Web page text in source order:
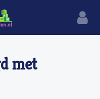
met